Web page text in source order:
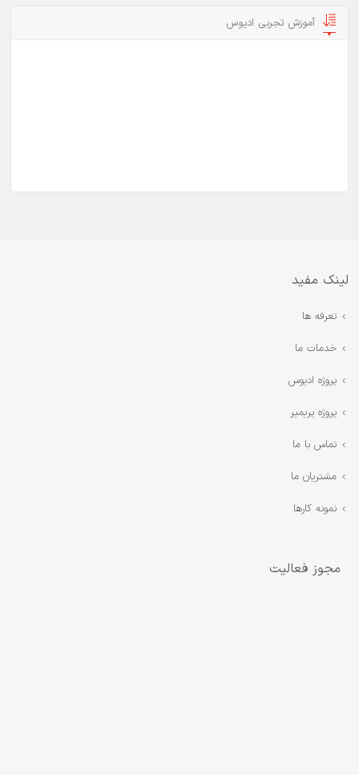
آموزش تجربی ادیوس
لینک مفید
تعرفه ها
خدمات ما
پروژه ادیوس
پروژه پریمیر
تماس با ما
مشتریان ما
نمونه کارها
مجوز فعالیت